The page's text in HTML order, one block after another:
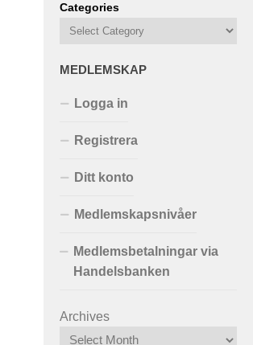
Categories
MEDLEMSKAP
Logga in
Registrera
Ditt konto
Medlemskapsnivåer
Medlemsbetalningar via
Handelsbanken
Archives